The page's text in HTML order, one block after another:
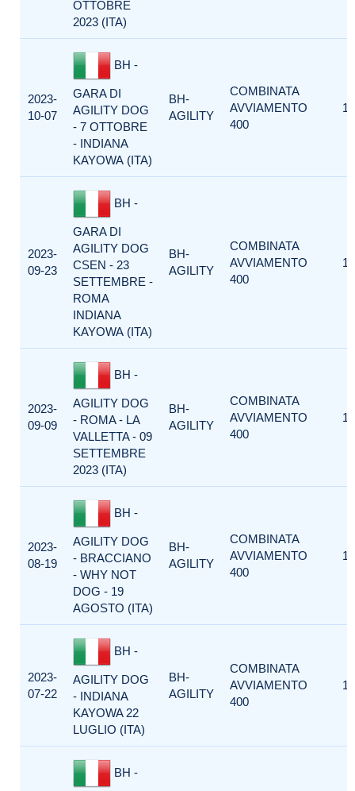
OTTOBRE
2023 (ITA)
2023-
10-07
BH -
GARA DI
AGILITY DOG
- 7 OTTOBRE
- INDIANA
KAYOWA (ITA)
BH-
AGILITY
COMBINATA
AVVIAMENTO
400
1
2023-
09-23
BH -
GARA DI
AGILITY DOG
CSEN - 23
SETTEMBRE -
ROMA
INDIANA
KAYOWA (ITA)
BH-
AGILITY
COMBINATA
AVVIAMENTO
400
1
2023-
09-09
BH -
AGILITY DOG
- ROMA - LA
VALLETTA - 09
SETTEMBRE
2023 (ITA)
BH-
AGILITY
COMBINATA
AVVIAMENTO
400
1
2023-
08-19
BH -
AGILITY DOG
- BRACCIANO
- WHY NOT
DOG - 19
AGOSTO (ITA)
BH-
AGILITY
COMBINATA
AVVIAMENTO
400
1
2023-
07-22
BH -
AGILITY DOG
- INDIANA
KAYOWA 22
LUGLIO (ITA)
BH-
AGILITY
COMBINATA
AVVIAMENTO
400
1
BH -